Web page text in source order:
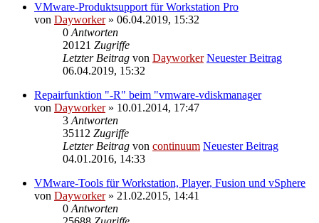
VMware-Produktsupport für Workstation Pro
von Dayworker» 06.04.2019, 15:32
0 Antworten
20121 Zugriffe
Letzter Beitrag von Dayworker Neuester Beitrag
06.04.2019, 15:32
Repairfunktion "-R" beim "vmware-vdiskmanager
von Dayworker» 10.01.2014, 17:47
3 Antworten
35112 Zugriffe
Letzter Beitrag von continuum Neuester Beitrag
04.01.2016, 14:33
VMware-Tools für Workstation, Player, Fusion und vSphere
von Dayworker» 21.02.2015, 14:41
0 Antworten